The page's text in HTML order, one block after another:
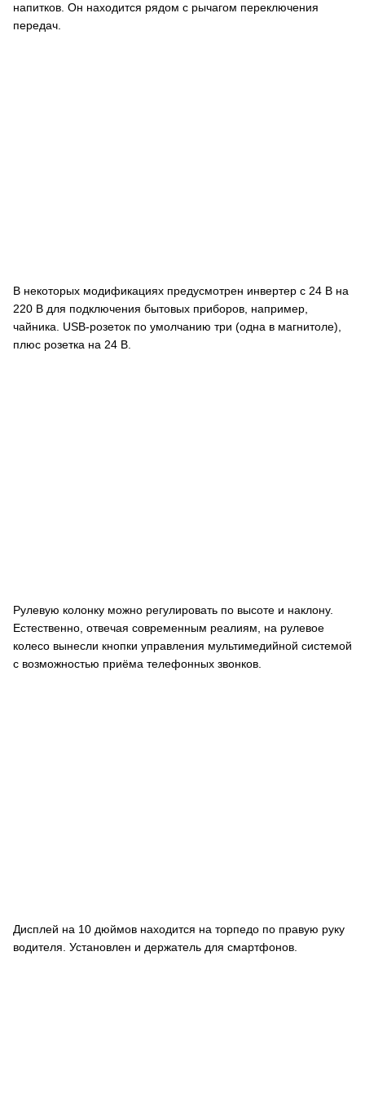
напитков. Он находится рядом с рычагом переключения
передач.
В некоторых модификациях предусмотрен инвертер с 24 В на
220 В для подключения бытовых приборов, например,
чайника. USB-розеток по умолчанию три (одна в магнитоле),
плюс розетка на 24 В.
Рулевую колонку можно регулировать по высоте и наклону.
Естественно, отвечая современным реалиям, на рулевое
колесо вынесли кнопки управления мультимедийной системой
с возможностью приёма телефонных звонков.
Дисплей на 10 дюймов находится на торпедо по правую руку
водителя. Установлен и держатель для смартфонов.